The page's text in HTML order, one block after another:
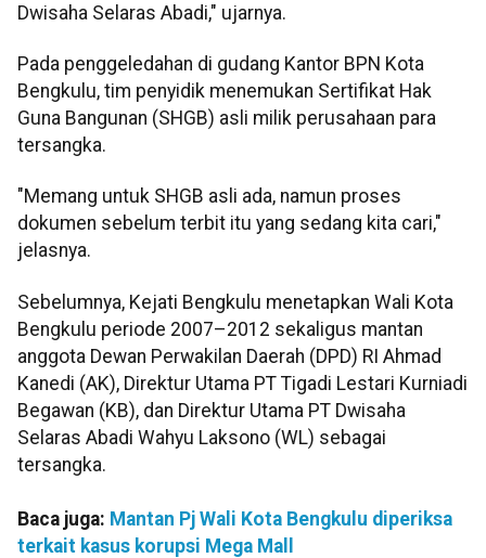
Dwisaha Selaras Abadi," ujarnya.
Pada penggeledahan di gudang Kantor BPN Kota
Bengkulu, tim penyidik menemukan Sertifikat Hak
Guna Bangunan (SHGB) asli milik perusahaan para
tersangka.
"Memang untuk SHGB asli ada, namun proses
dokumen sebelum terbit itu yang sedang kita cari,"
jelasnya.
Sebelumnya, Kejati Bengkulu menetapkan Wali Kota
Bengkulu periode 2007–2012 sekaligus mantan
anggota Dewan Perwakilan Daerah (DPD) RI Ahmad
Kanedi (AK), Direktur Utama PT Tigadi Lestari Kurniadi
Begawan (KB), dan Direktur Utama PT Dwisaha
Selaras Abadi Wahyu Laksono (WL) sebagai
tersangka.
Baca juga: Mantan Pj Wali Kota Bengkulu diperiksa
terkait kasus korupsi Mega Mall